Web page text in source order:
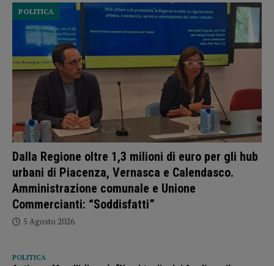
Dalla Regione oltre 1,3 milioni di euro per gli hub
urbani di Piacenza, Vernasca e Calendasco.
Amministrazione comunale e Unione
Commercianti: “Soddisfatti”
POLITICA
5 Agosto 2026
POLITICA